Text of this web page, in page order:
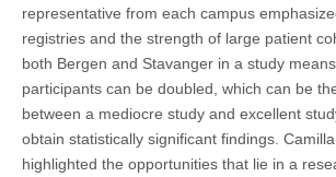
representative from each campus
registries and the strength of large patient
both Bergen and Stavanger in a study
participants can be doubled, which can be
between a mediocre study and excellent
obtain statistically significant findings.
highlighted the opportunities that lie in a